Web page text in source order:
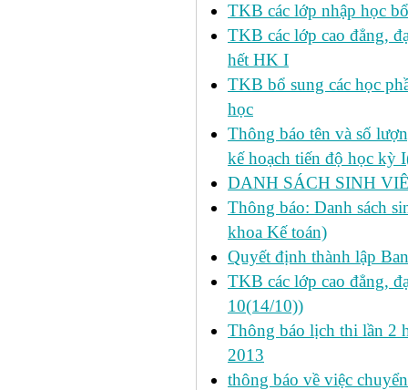
TKB các lớp nhập học
TKB các lớp cao đẳng,
hết HK I
TKB bổ sung các học
học
Thông báo tên và số
kế hoạch tiến độ học kỳ
DANH SÁCH SINH
Thông báo: Danh sách
khoa Kế toán)
Quyết định thành lập
TKB các lớp cao đẳng,
10(14/10))
Thông báo lịch thi lần 2
2013
thông báo về việc